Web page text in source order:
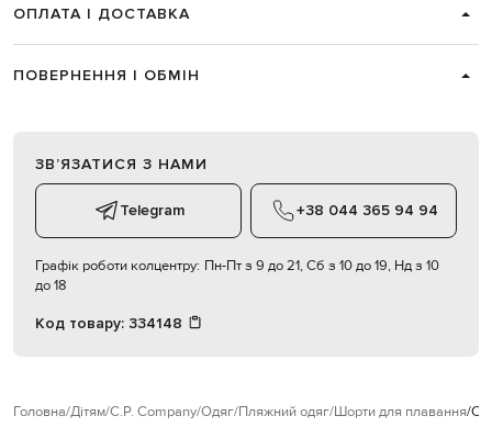
ОПЛАТА І ДОСТАВКА
ПОВЕРНЕННЯ І ОБМІН
ЗВʼЯЗАТИСЯ З НАМИ
Telegram +38 044 365 94 94
Графік роботи колцентру: Пн-Пт з 9 до 21, Сб з 10 до 19, Нд з 10
до 18
Код товару: 334148
Головна Дітям C.P. Company Одяг Пляжний одяг Шорти для плавання